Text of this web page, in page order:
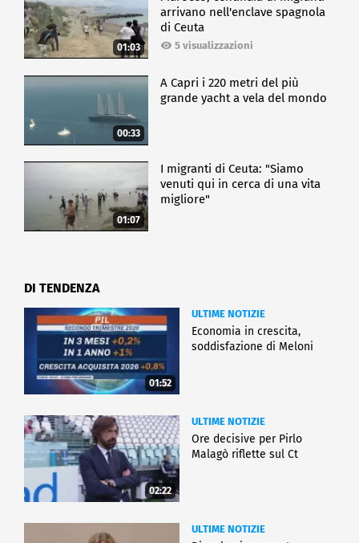
01:03
arrivano nell'enclave spagnola
di Ceuta
5 visualizzazioni
00:33
A Capri i 220 metri del più
grande yacht a vela del mondo
01:07
I migranti di Ceuta: "Siamo
venuti qui in cerca di una vita
migliore"
DI TENDENZA
01:52
ULTIME NOTIZIE
Economia in crescita,
soddisfazione di Meloni
02:22
ULTIME NOTIZIE
Ore decisive per Pirlo
Malagò riflette sul Ct
ULTIME NOTIZIE